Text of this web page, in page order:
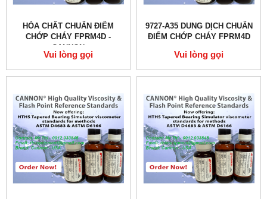
HÓA CHẤT CHUẨN ĐIỂM
CHỚP CHÁY FPRM4D -
CANNON
Vui lòng gọi
9727-A35 DUNG DỊCH CHUẨN
ĐIỂM CHỚP CHÁY FPRM4D
Vui lòng gọi